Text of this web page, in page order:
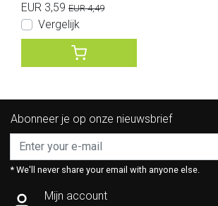
EUR 3,59 EUR 4,49
Vergelijk
Abonneer je op onze nieuwsbrief
* We'll never share your email with anyone else.
Mijn account